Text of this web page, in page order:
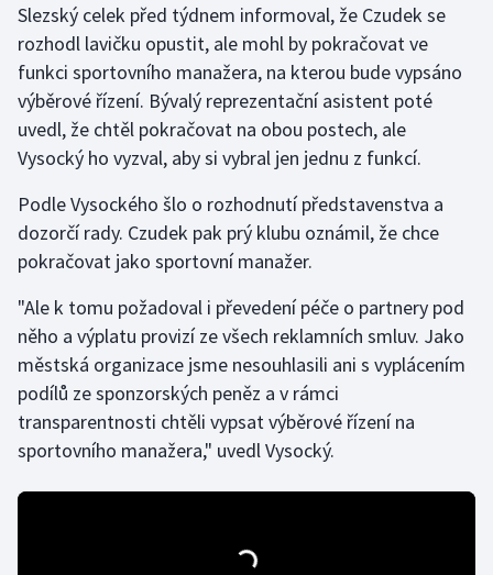
Golf
Gymnastika
Házená
Judo
Lezení
Lyže a snowboard
Moderní pětiboj
Slezský celek před týdnem informoval, že Czudek se
rozhodl lavičku opustit, ale mohl by pokračovat ve
funkci sportovního manažera, na kterou bude vypsáno
výběrové řízení. Bývalý reprezentační asistent poté
uvedl, že chtěl pokračovat na obou postech, ale
Vysocký ho vyzval, aby si vybral jen jednu z funkcí.
Podle Vysockého šlo o rozhodnutí představenstva a
dozorčí rady. Czudek pak prý klubu oznámil, že chce
pokračovat jako sportovní manažer.
"Ale k tomu požadoval i převedení péče o partnery pod
něho a výplatu provizí ze všech reklamních smluv. Jako
městská organizace jsme nesouhlasili ani s vyplácením
podílů ze sponzorských peněz a v rámci
transparentnosti chtěli vypsat výběrové řízení na
sportovního manažera," uvedl Vysocký.